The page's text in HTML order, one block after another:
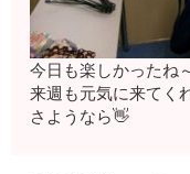
今日も楽しかったね
来週も元気に来てく
さようなら👋